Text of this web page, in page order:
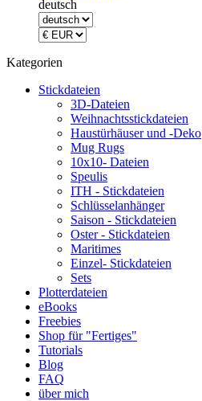
deutsch
Kategorien
Stickdateien
3D-Dateien
Weihnachtsstickdateien
Haustürhäuser und -Deko
Mug Rugs
10x10- Dateien
Speulis
ITH - Stickdateien
Schlüsselanhänger
Saison - Stickdateien
Oster - Stickdateien
Maritimes
Einzel- Stickdateien
Sets
Plotterdateien
eBooks
Freebies
Shop für "Fertiges"
Tutorials
Blog
FAQ
über mich